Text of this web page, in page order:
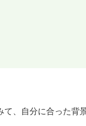
、自分に合った背